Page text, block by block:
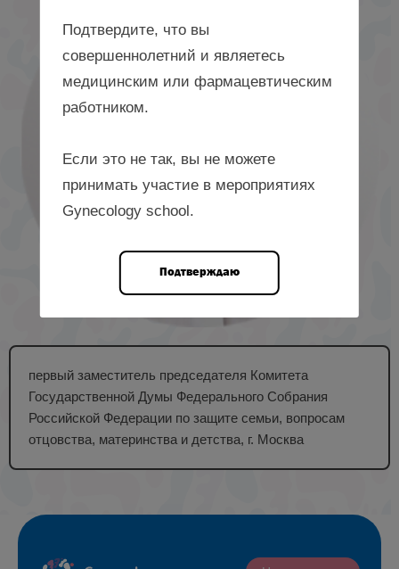
первый заместитель председателя Комитета
Государственной Думы Федерального Собрания
Российской Федерации по защите семьи, вопросам
отцовства, материнства и детства, г. Москва
Подтвердите, что вы
совершеннолетний и являетесь
медицинским или фармацевтическим
работником.
Если это не так, вы не можете
принимать участие в мероприятиях
Gynecology school.
Подтверждаю